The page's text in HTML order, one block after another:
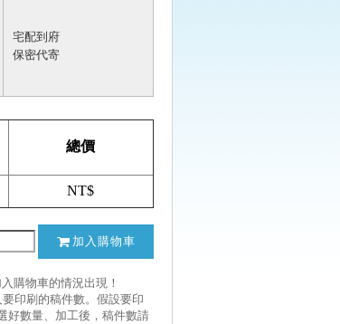
宅配到府
保密代寄
總價
NT$
加入購物車
購物車的情況出現！
印刷的稿件數。假設要印
好數量、加工後，稿件數請